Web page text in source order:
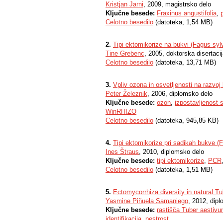
Kristjan Jarni, 2009, magistrsko delo
Ključne besede: Fraxinus angustifolia,
Celotno besedilo (datoteka, 1,54 MB)
2. Tipi ektomikorize na bukvi (Fagus
Tine Grebenc, 2005, doktorska
Celotno besedilo (datoteka, 13,71 MB)
3. Vpliv ozona in osvetljenosti na
Peter Železnik, 2006, diplomsko delo
Ključne besede: ozon, izpostavljenost
WinRHIZO
Celotno besedilo (datoteka, 945,85 KB)
4. Tipi ektomikorize pri sadikah bukve
Ines Štraus, 2010, diplomsko delo
Ključne besede: tipi ektomikorize, PCR
Celotno besedilo (datoteka, 1,51 MB)
5. Ectomycorrhiza diversity in natural
Yasmine Piñuela Samaniego, 2012,
Ključne besede: rastišča Tuber